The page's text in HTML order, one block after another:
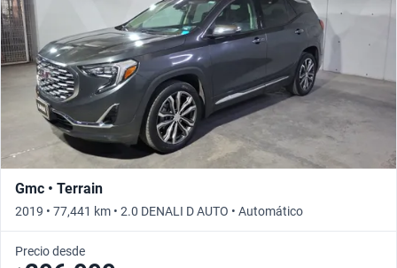
Gmc • Terrain
2019 • 77,441 km • 2.0 DENALI D AUTO • Automático
Precio desde